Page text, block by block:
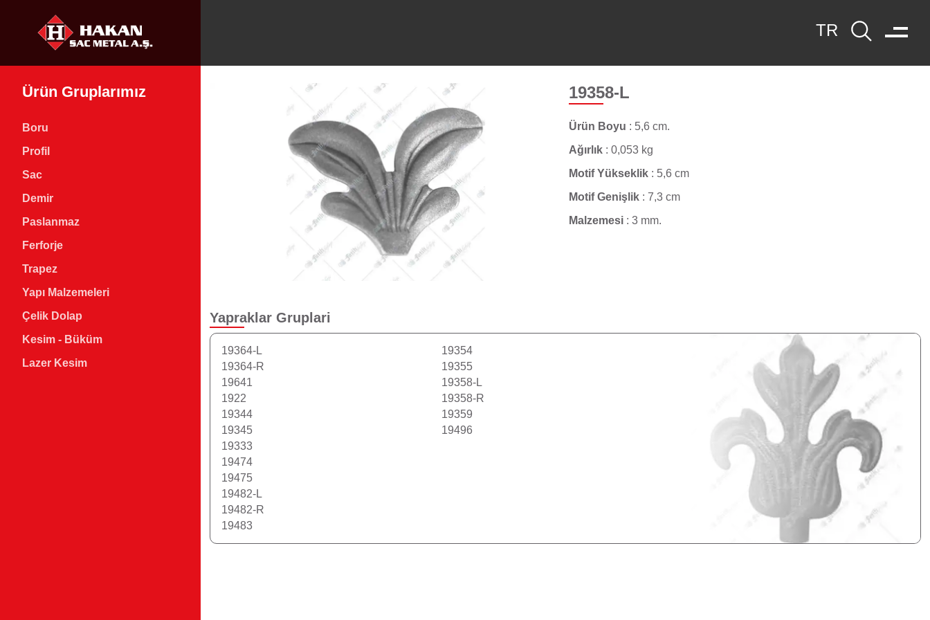
Ürün Gruplarımız
Boru
Profil
Sac
Demir
Paslanmaz
Ferforje
Trapez
Yapı Malzemeleri
Çelik Dolap
Kesim - Büküm
Lazer Kesim
19358-L
Ürün Boyu : 5,6 cm.
Ağırlık : 0,053 kg
Motif Yükseklik : 5,6 cm
Motif Genişlik : 7,3 cm
Malzemesi : 3 mm.
Yapraklar Gruplari
19364-L
19364-R
19641
1922
19344
19345
19354
19355
19358-L
19358-R
19359
19496
19333
19474
19475
19482-L
19482-R
19483